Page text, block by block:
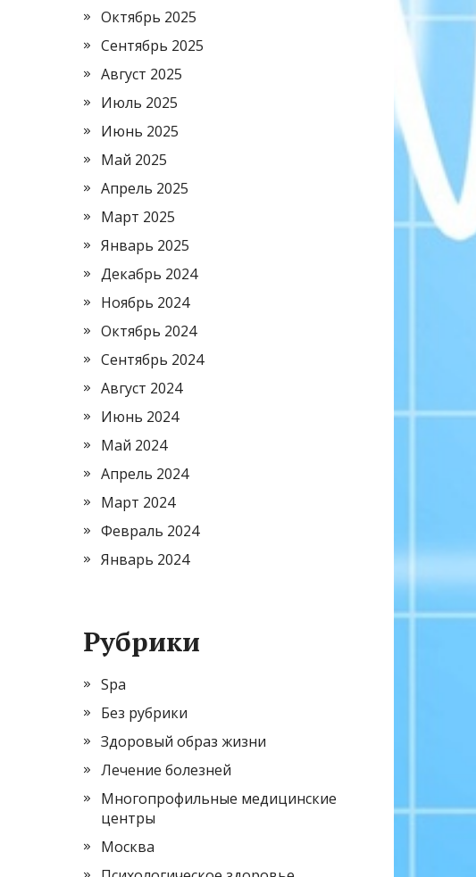
Октябрь 2025
Сентябрь 2025
Август 2025
Июль 2025
Июнь 2025
Май 2025
Апрель 2025
Март 2025
Январь 2025
Декабрь 2024
Ноябрь 2024
Октябрь 2024
Сентябрь 2024
Август 2024
Июнь 2024
Май 2024
Апрель 2024
Март 2024
Февраль 2024
Январь 2024
Рубрики
Spa
Без рубрики
Здоровый образ жизни
Лечение болезней
Многопрофильные медицинские
центры
Москва